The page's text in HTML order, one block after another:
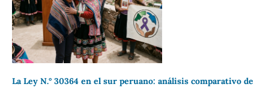
La Ley N.° 30364 en el sur peruano: análisis comparativo de